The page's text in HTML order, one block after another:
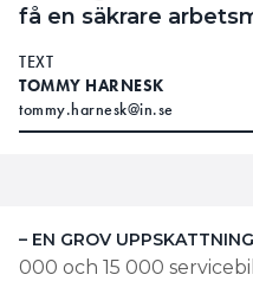
få en säkrare
TEXT
TOMMY HARNESK
tommy.harnesk@in.se
– EN GROV UPPSKATTNING
000 och 15 000